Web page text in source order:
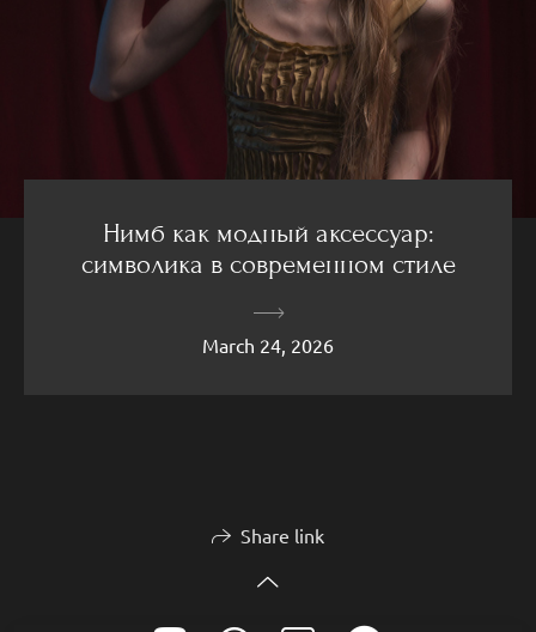
Нимб как модный аксессуар:
символика в современном стиле
March 24, 2026
Share link